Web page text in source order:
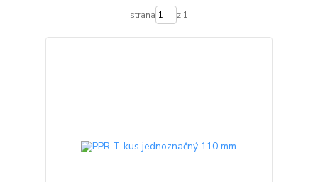
strana z 1